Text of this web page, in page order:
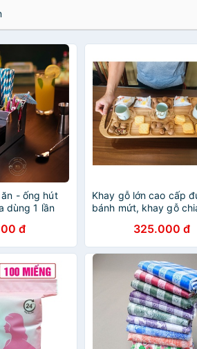
- ống hút
dùng 1 lần
Oder
đ
Khay gỗ lớn cao cấp
bánh mứt, khay gỗ
325.000 đ